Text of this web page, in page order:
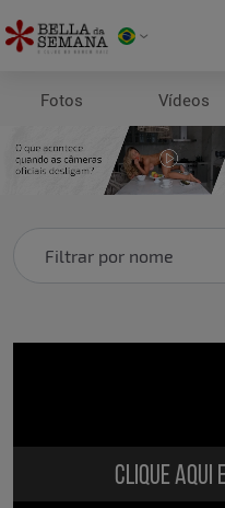
Fotos Vídeos
Making Of
Filtrar por nome
Clique aqui